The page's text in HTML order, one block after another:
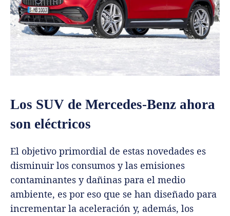
Los SUV de Mercedes-Benz ahora
son eléctricos
El objetivo primordial de estas novedades es
disminuir los consumos y las emisiones
contaminantes y dañinas para el medio
ambiente, es por eso que se han diseñado para
incrementar la aceleración y, además, los